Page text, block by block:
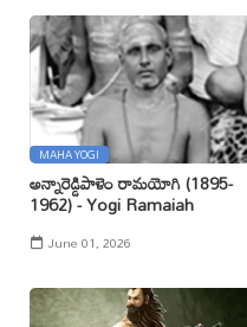
MAHA YOGI
అన్నారెడ్డిపాళెం రామయోగి (1895-
1962) - Yogi Ramaiah
June 01, 2026